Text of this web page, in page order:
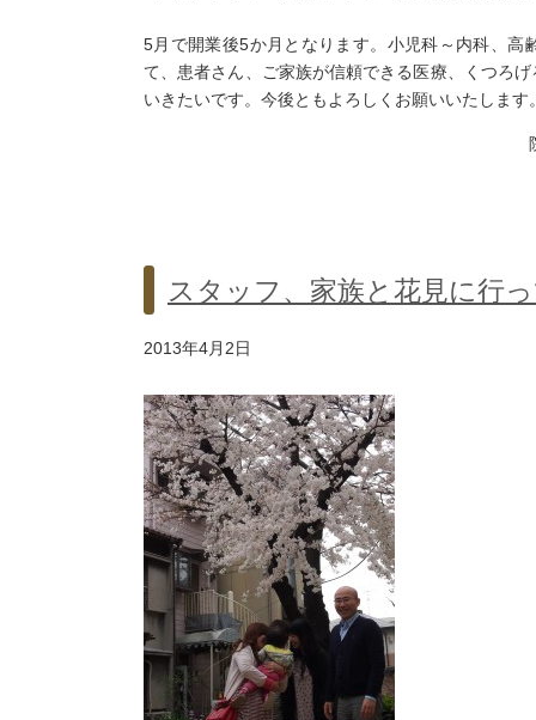
5月で開業後5か月となります。小児科～内科、高
て、患者さん、ご家族が信頼できる医療、くつろ
いきたいです。今後ともよろしくお願いい
院長 今
スタッフ、家族と花見に行
2013年4月2日